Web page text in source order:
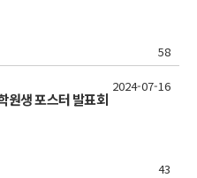
58
원생 포스터 발표회
43
2024-07-16